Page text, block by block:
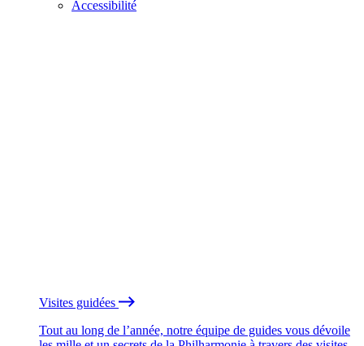
Accessibilité
Visites guidées
Tout au long de l’année, notre équipe de guides vous dévoile